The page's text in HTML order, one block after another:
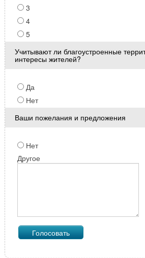
3
4
5
Учитывают ли благоустроенные
интересы жителей?
Да
Нет
Ваши пожелания и предложения
Нет
Другое